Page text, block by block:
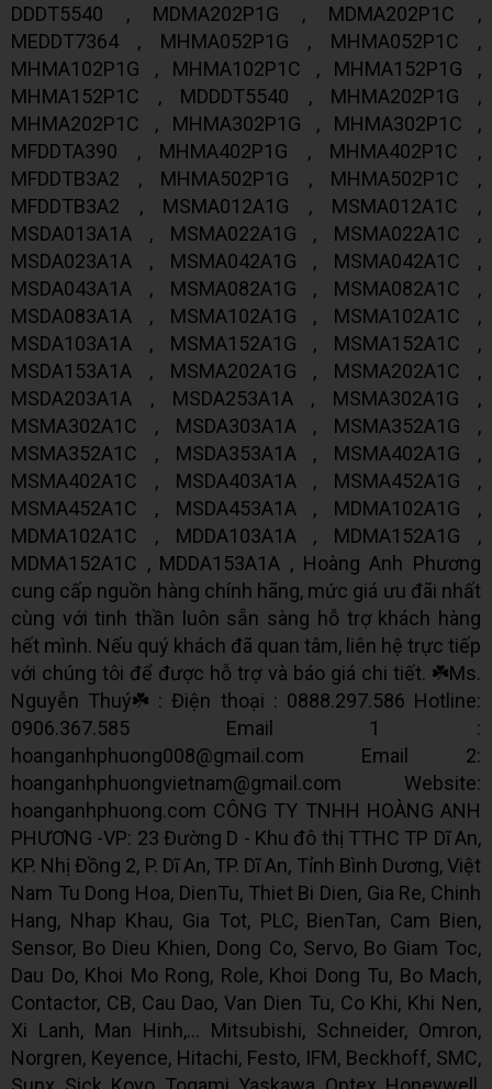
DDDT5540 , MDMA202P1G , MDMA202P1C ,
MEDDT7364 , MHMA052P1G , MHMA052P1C ,
MHMA102P1G , MHMA102P1C , MHMA152P1G ,
MHMA152P1C , MDDDT5540 , MHMA202P1G ,
MHMA202P1C , MHMA302P1G , MHMA302P1C ,
MFDDTA390 , MHMA402P1G , MHMA402P1C ,
MFDDTB3A2 , MHMA502P1G , MHMA502P1C ,
MFDDTB3A2 , MSMA012A1G , MSMA012A1C ,
MSDA013A1A , MSMA022A1G , MSMA022A1C ,
MSDA023A1A , MSMA042A1G , MSMA042A1C ,
MSDA043A1A , MSMA082A1G , MSMA082A1C ,
MSDA083A1A , MSMA102A1G , MSMA102A1C ,
MSDA103A1A , MSMA152A1G , MSMA152A1C ,
MSDA153A1A , MSMA202A1G , MSMA202A1C ,
MSDA203A1A , MSDA253A1A , MSMA302A1G ,
MSMA302A1C , MSDA303A1A , MSMA352A1G ,
MSMA352A1C , MSDA353A1A , MSMA402A1G ,
MSMA402A1C , MSDA403A1A , MSMA452A1G ,
MSMA452A1C , MSDA453A1A , MDMA102A1G ,
MDMA102A1C , MDDA103A1A , MDMA152A1G ,
MDMA152A1C , MDDA153A1A , Hoàng Anh Phương
cung cấp nguồn hàng chính hãng, mức giá ưu đãi nhất
cùng với tinh thần luôn sẵn sàng hỗ trợ khách hàng
hết mình. Nếu quý khách đã quan tâm, liên hệ trực tiếp
với chúng tôi để được hỗ trợ và báo giá chi tiết. ☘️Ms.
Nguyễn Thuý☘️ : Điện thoại : 0888.297.586 Hotline:
0906.367.585 Email 1 :
hoanganhphuong008@gmail.com Email 2:
hoanganhphuongvietnam@gmail.com Website:
hoanganhphuong.com CÔNG TY TNHH HOÀNG ANH
PHƯƠNG -VP: 23 Đường D - Khu đô thị TTHC TP Dĩ An,
KP. Nhị Đồng 2, P. Dĩ An, TP. Dĩ An, Tỉnh Bình Dương, Việt
Nam Tu Dong Hoa, DienTu, Thiet Bi Dien, Gia Re, Chinh
Hang, Nhap Khau, Gia Tot, PLC, BienTan, Cam Bien,
Sensor, Bo Dieu Khien, Dong Co, Servo, Bo Giam Toc,
Dau Do, Khoi Mo Rong, Role, Khoi Dong Tu, Bo Mach,
Contactor, CB, Cau Dao, Van Dien Tu, Co Khi, Khi Nen,
Xi Lanh, Man Hinh,... Mitsubishi, Schneider, Omron,
Norgren, Keyence, Hitachi, Festo, IFM, Beckhoff, SMC,